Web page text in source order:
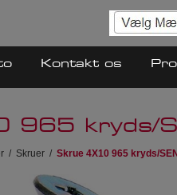
Kontakt os
965 kryds/
/ Skruer / Skrue 4X10 965 kryds/